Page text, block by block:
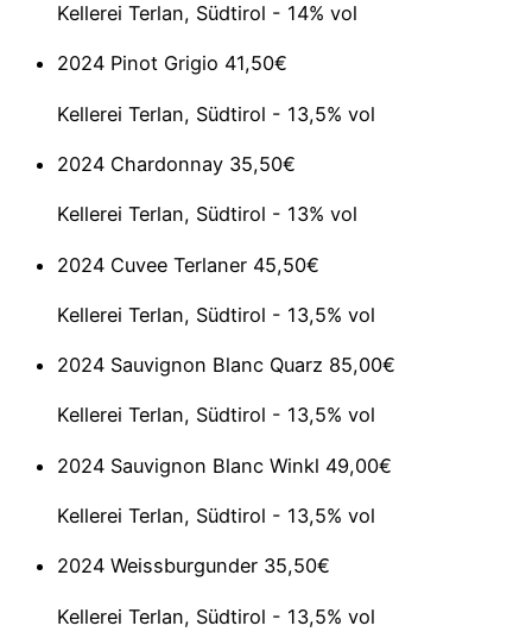
Kellerei Terlan, Südtirol - 14% vol
2024 Pinot Grigio 41,50€
Kellerei Terlan, Südtirol - 13,5% vol
2024 Chardonnay 35,50€
Kellerei Terlan, Südtirol - 13% vol
2024 Cuvee Terlaner 45,50€
Kellerei Terlan, Südtirol - 13,5% vol
2024 Sauvignon Blanc Quarz 85,00€
Kellerei Terlan, Südtirol - 13,5% vol
2024 Sauvignon Blanc Winkl 49,00€
Kellerei Terlan, Südtirol - 13,5% vol
2024 Weissburgunder 35,50€
Kellerei Terlan, Südtirol - 13,5% vol